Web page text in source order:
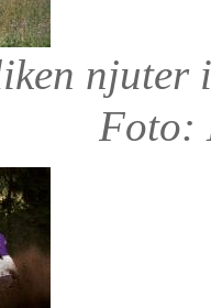
njuter
Foto: